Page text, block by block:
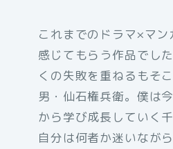
これまでのドラマ×マ
感じてもらう作品でし
くの失敗を重ねるもそ
男・仙石権兵衛。僕は
から学び成長していく
自分は何者か迷いなが